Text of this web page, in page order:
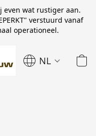
even wat rustiger aan.
verstuurd vanaf
operationeel.
NL